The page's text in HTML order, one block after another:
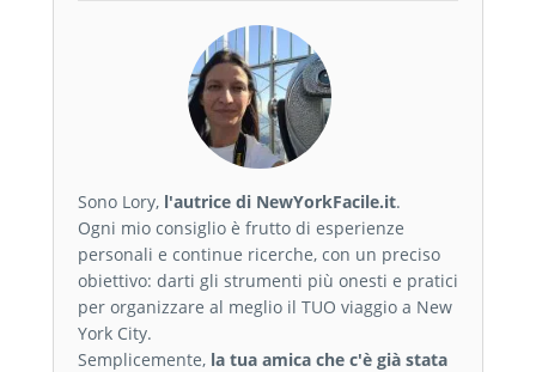
Sono Lory, l'autrice di NewYorkFacile.it.
Ogni mio consiglio è frutto di esperienze
personali e continue ricerche, con un preciso
obiettivo: darti gli strumenti più onesti e pratici
per organizzare al meglio il TUO viaggio a New
York City.
Semplicemente, la tua amica che c'è già stata